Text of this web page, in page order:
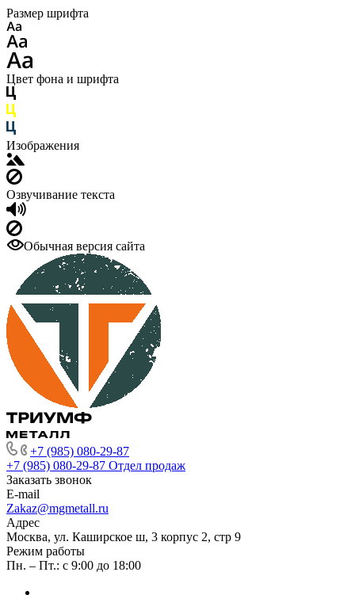
Размер шрифта
Цвет фона и шрифта
Изображения
Озвучивание текста
Обычная версия сайта
+7 (985) 080-29-87
+7 (985) 080-29-87 Отдел продаж
Заказать звонок
E-mail
Zakaz@mgmetall.ru
Адрес
Москва, ул. Каширское ш, 3 корпус 2, стр 9
Режим работы
Пн. – Пт.: с 9:00 до 18:00